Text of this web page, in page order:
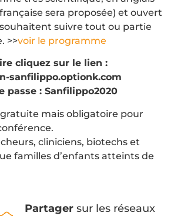
sera proposée) et ouvert
suivre tout ou partie
>>voir le programme
cliquez sur le lien :
sanfilippo.optionk.com
passe : Sanfilippo2020
gratuite mais obligatoire pour
cliniciens, biotechs et
familles d’enfants atteints de
Partagersur les réseaux